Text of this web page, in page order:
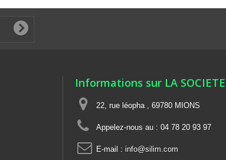
Informations sur LA
22, rue léopha , 69780 MIONS
Appelez-nous au : 04 78 20 93 97
E-mail : info@silim.com